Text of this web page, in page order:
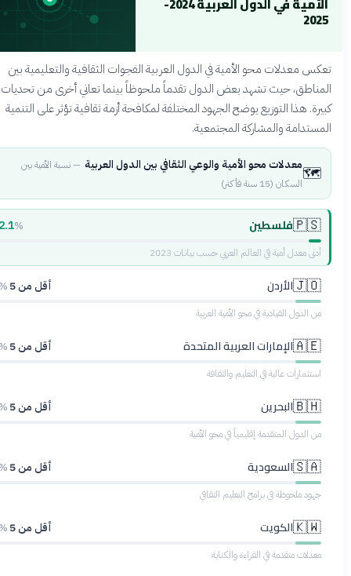
2025
معدلات محو الأمية في الدول العربية الفجوات الثقافية والتعليمية بين
حيث تشهد بعض الدول تقدماً ملحوظاً بينما تعاني أخرى من تحديات
هذا التوزيع يوضح الجهود المختلفة لمكافحة أزمة ثقافية تؤثر على التنمية
والمشاركة المجتمعية.
معدلات محو الأمية والوعي الثقافي بين الدول العربية —نسبة الأمية بين
السكان (15 سنة فأكثر)
🇵🇸فلسطين 2.1
أدنى معدل أمية في العالم العربي حسب بيانات 2023
🇯🇴الأردن أقل من 5
%
من الدول القيادية في محو الأمية العربية
🇦🇪الإمارات العربية المتحدة أقل من 5
%
استثمارات عالية في التعليم والثقافة
🇧🇭البحرين أقل من 5
%
من الدول المتقدمة إقليمياً في محو الأمية
🇸🇦السعودية أقل من 5
%
جهود ملحوظة في برامج التعليم الثقافي
🇰🇼الكويت أقل من 5
%
معدلات متقدمة في القراءة والكتابة